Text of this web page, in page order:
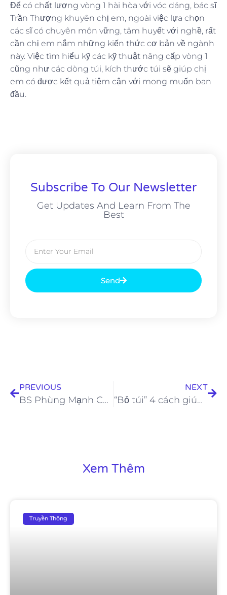
Để có chất lượng vòng 1 hài hòa với vóc dáng, bác sĩ
Trần Thượng khuyên chị em, ngoài việc lựa chọn
các sĩ có chuyên môn vững, tâm huyết với nghề, rất
cần chị em nắm những kiến thức cơ bản về ngành
này. Việc tìm hiểu kỹ các kỹ thuật nâng cấp vòng 1
cũng như các dòng túi, kích thước túi sẽ giúp chị
em có được kết quả tiệm cận với mong muốn ban
đầu.
Subscribe To Our Newsletter
Get Updates And Learn From The
Best
Send
PREVIOUS
BS Phùng Mạnh Cường – vị bác sĩ giỏi được nhiều khách hàng tin tưởng
NEXT
“Bỏ túi” 4 cách giúp tăng sinh collagen cho da
Xem Thêm
Truyền Thông